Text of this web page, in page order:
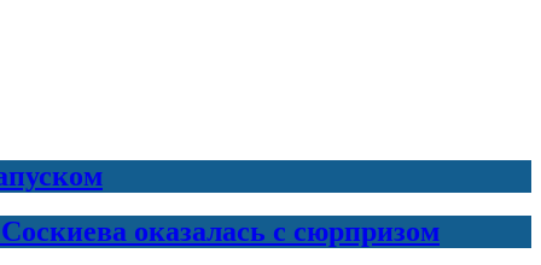
оказалась с сюрпризом